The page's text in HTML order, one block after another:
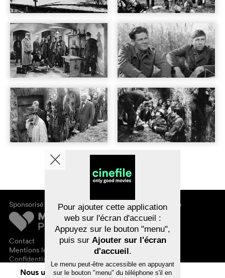
Sponsorisé par
Contact
Mentions légales
Confidentialité des données
À propos de cinefile
S'inscrire/s'abonner
Newsletter
FAQ
Bons-cadeaux
Nous utilisons des cookies. En naviguant
Pour ajouter cette application
web sur l'écran d'accueil :
Appuyez sur le bouton "menu",
puis sur Ajouter sur l'écran
d'accueil.
Le menu peut-être accessible en appuyant
sur le bouton "menu" du téléphone s'il en